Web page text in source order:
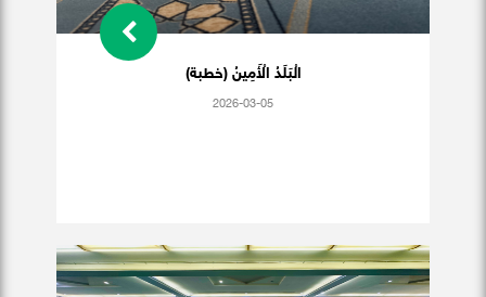
الْبَلَدُ الْأَمِينُ (خطبة)
2026-03-05